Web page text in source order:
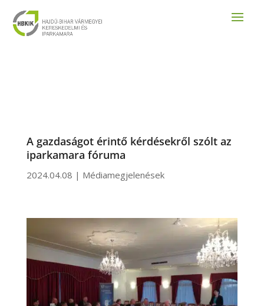
A gazdaságot érintő kérdésekről szólt az
iparkamara fóruma
2024.04.08 | Médiamegjelenések